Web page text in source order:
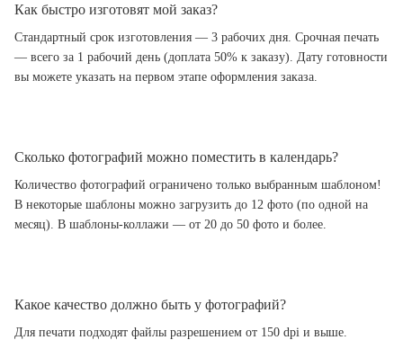
Как быстро изготовят мой заказ?
Стандартный срок изготовления — 3 рабочих дня. Срочная печать
— всего за 1 рабочий день (доплата 50% к заказу). Дату готовности
вы можете указать на первом этапе оформления заказа.
Сколько фотографий можно поместить в календарь?
Количество фотографий ограничено только выбранным шаблоном!
В некоторые шаблоны можно загрузить до 12 фото (по одной на
месяц). В шаблоны-коллажи — от 20 до 50 фото и более.
Какое качество должно быть у фотографий?
Для печати подходят файлы разрешением от 150 dpi и выше.